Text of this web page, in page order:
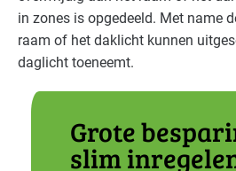
Cultuur - podia Gevorderd
Detailhandel - supermarkten Basis
in zones is opgedeeld. Met name
raam of het daklicht kunnen
daglicht toeneemt.
Grote
slim